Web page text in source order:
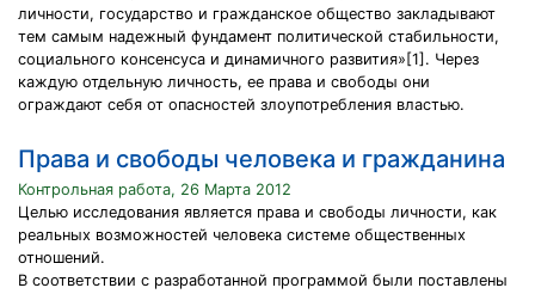
личности, государство и гражданское общество закладывают
тем самым надежный фундамент политической стабильности,
социального консенсуса и динамичного развития»[1]. Через
каждую отдельную личность, ее права и свободы они
ограждают себя от опасностей злоупотребления властью.
Права и свободы человека и гражданина
Контрольная работа, 26 Марта 2012
Целью исследования является права и свободы личности, как
реальных возможностей человека системе общественных
отношений.
В соответствии с разработанной программой были поставлены